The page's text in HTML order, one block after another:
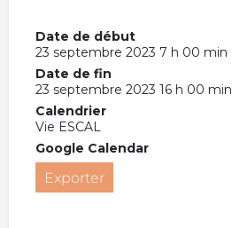
Date de début
23 septembre 2023 7 h 00 min
Date de fin
23 septembre 2023 16 h 00 min
Calendrier
Vie ESCAL
Google Calendar
Exporter